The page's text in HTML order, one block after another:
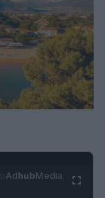
AdhubMedia